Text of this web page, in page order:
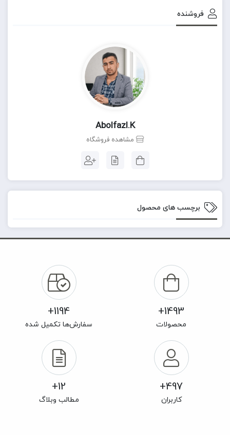
فروشنده
Abolfazl.k
مشاهده فروشگاه
برچسب های محصول
1493+
محصولات
1194+
سفارش‌ها تکمیل شده
497+
کاربران
12+
مطالب وبلاگ